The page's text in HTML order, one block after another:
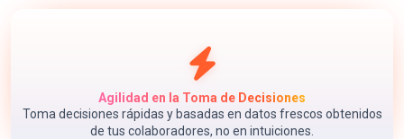
Agilidad en la Toma de Decisiones
Toma decisiones rápidas y basadas en datos frescos obtenidos
de tus colaboradores, no en intuiciones.